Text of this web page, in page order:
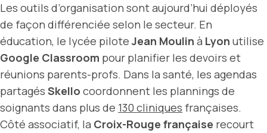
Les outils d’organisation sont aujourd’hui déployés
de façon différenciée selon le secteur. En
éducation, le lycée piloteJean Moulin à Lyon utilise
Google Classroom pour planifier les devoirs et
réunions parents-profs. Dans la santé, les agendas
partagés Skello coordonnent les plannings de
soignants dans plus de 130 cliniques françaises.
Côté associatif, la Croix-Rouge française recourt